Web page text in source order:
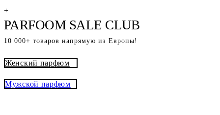
+
PARFOOM SALE CLUB
10 000+ товаров напрямую из Европы!
Женский парфюм
Мужской парфюм